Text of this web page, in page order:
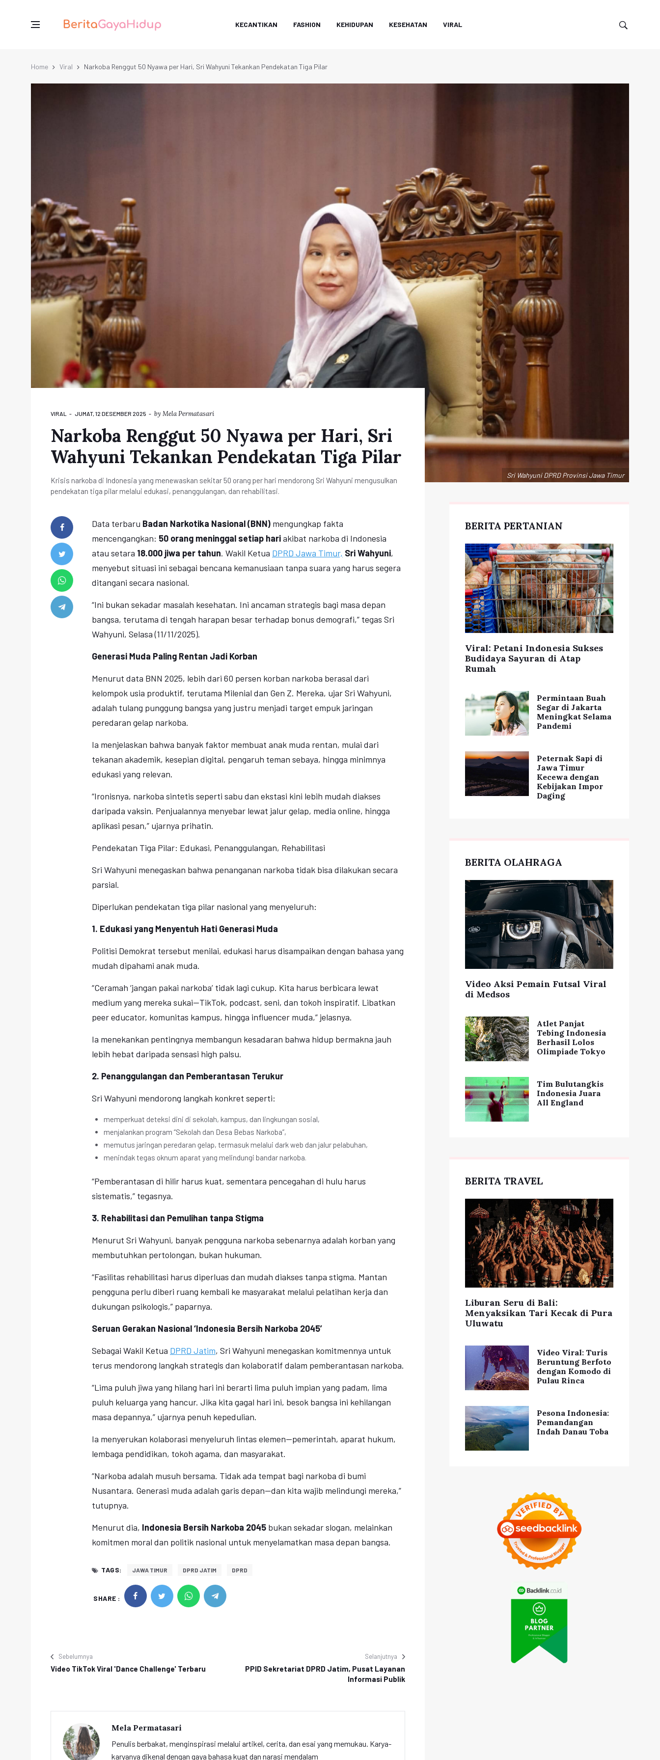
KECANTIKAN FASHION KEHIDUPAN KESEHATAN VIRAL
Home Viral Narkoba Renggut 50 Nyawa per Hari, Sri Wahyuni Tekankan Pendekatan Tiga Pilar
Sri Wahyuni DPRD Provinsi Jawa Timur
VIRAL JUMAT, 12 DESEMBER 2025 by Mela Permatasari
Narkoba Renggut 50 Nyawa per Hari, Sri
Wahyuni Tekankan Pendekatan Tiga Pilar
Krisis narkoba di Indonesia yang menewaskan sekitar 50 orang per hari mendorong Sri Wahyuni mengusulkan
pendekatan tiga pilar melalui edukasi, penanggulangan, dan rehabilitasi.
Data terbaru Badan Narkotika Nasional (BNN) mengungkap fakta
mencengangkan: 50 orang meninggal setiap hariakibat narkoba di Indonesia
atau setara 18.000 jiwa per tahun. Wakil Ketua DPRD Jawa Timur, Sri Wahyuni,
menyebut situasi ini sebagai bencana kemanusiaan tanpa suara yang harus segera
ditangani secara nasional.
“Ini bukan sekadar masalah kesehatan. Ini ancaman strategis bagi masa depan
bangsa, terutama di tengah harapan besar terhadap bonus demografi,” tegas Sri
Wahyuni, Selasa (11/11/2025).
Generasi Muda Paling Rentan Jadi Korban
Menurut data BNN 2025, lebih dari 60 persen korban narkoba berasal dari
kelompok usia produktif, terutama Milenial dan Gen Z. Mereka, ujar Sri Wahyuni,
adalah tulang punggung bangsa yang justru menjadi target empuk jaringan
peredaran gelap narkoba.
Ia menjelaskan bahwa banyak faktor membuat anak muda rentan, mulai dari
tekanan akademik, kesepian digital, pengaruh teman sebaya, hingga minimnya
edukasi yang relevan.
“Ironisnya, narkoba sintetis seperti sabu dan ekstasi kini lebih mudah diakses
daripada vaksin. Penjualannya menyebar lewat jalur gelap, media online, hingga
aplikasi pesan,” ujarnya prihatin.
Pendekatan Tiga Pilar: Edukasi, Penanggulangan, Rehabilitasi
Sri Wahyuni menegaskan bahwa penanganan narkoba tidak bisa dilakukan secara
parsial.
Diperlukan pendekatan tiga pilar nasional yang menyeluruh:
1. Edukasi yang Menyentuh Hati Generasi Muda
Politisi Demokrat tersebut menilai, edukasi harus disampaikan dengan bahasa yang
mudah dipahami anak muda.
“Ceramah ‘jangan pakai narkoba’ tidak lagi cukup. Kita harus berbicara lewat
medium yang mereka sukai—TikTok, podcast, seni, dan tokoh inspiratif. Libatkan
peer educator, komunitas kampus, hingga influencer muda,” jelasnya.
Ia menekankan pentingnya membangun kesadaran bahwa hidup bermakna jauh
lebih hebat daripada sensasi high palsu.
2. Penanggulangan dan Pemberantasan Terukur
Sri Wahyuni mendorong langkah konkret seperti:
memperkuat deteksi dini di sekolah, kampus, dan lingkungan sosial,
menjalankan program “Sekolah dan Desa Bebas Narkoba”,
memutus jaringan peredaran gelap, termasuk melalui dark web dan jalur pelabuhan,
menindak tegas oknum aparat yang melindungi bandar narkoba.
“Pemberantasan di hilir harus kuat, sementara pencegahan di hulu harus
sistematis,” tegasnya.
3. Rehabilitasi dan Pemulihan tanpa Stigma
Menurut Sri Wahyuni, banyak pengguna narkoba sebenarnya adalah korban yang
membutuhkan pertolongan, bukan hukuman.
“Fasilitas rehabilitasi harus diperluas dan mudah diakses tanpa stigma. Mantan
pengguna perlu diberi ruang kembali ke masyarakat melalui pelatihan kerja dan
dukungan psikologis,” paparnya.
Seruan Gerakan Nasional ‘Indonesia Bersih Narkoba 2045’
Sebagai Wakil Ketua DPRD Jatim, Sri Wahyuni menegaskan komitmennya untuk
terus mendorong langkah strategis dan kolaboratif dalam pemberantasan narkoba.
“Lima puluh jiwa yang hilang hari ini berarti lima puluh impian yang padam, lima
puluh keluarga yang hancur. Jika kita gagal hari ini, besok bangsa ini kehilangan
masa depannya,” ujarnya penuh kepedulian.
Ia menyerukan kolaborasi menyeluruh lintas elemen—pemerintah, aparat hukum,
lembaga pendidikan, tokoh agama, dan masyarakat.
“Narkoba adalah musuh bersama. Tidak ada tempat bagi narkoba di bumi
Nusantara. Generasi muda adalah garis depan—dan kita wajib melindungi mereka,”
tutupnya.
Menurut dia, Indonesia Bersih Narkoba 2045 bukan sekadar slogan, melainkan
komitmen moral dan politik nasional untuk menyelamatkan masa depan bangsa.
TAGS: JAWA TIMUR DPRD JATIM DPRD
SHARE :
Sebelumnya
Video TikTok Viral 'Dance Challenge' Terbaru
Selanjutnya
PPID Sekretariat DPRD Jatim, Pusat Layanan
Informasi Publik
Mela Permatasari
Penulis berbakat, menginspirasi melalui artikel, cerita, dan esai yang memukau. Karya-
karyanya dikenal dengan gaya bahasa kuat dan narasi mendalam
BERITA PERTANIAN
Viral: Petani Indonesia Sukses
Budidaya Sayuran di Atap
Rumah
Permintaan Buah
Segar di Jakarta
Meningkat Selama
Pandemi
Peternak Sapi di
Jawa Timur
Kecewa dengan
Kebijakan Impor
Daging
BERITA OLAHRAGA
Video Aksi Pemain Futsal Viral
di Medsos
Atlet Panjat
Tebing Indonesia
Berhasil Lolos
Olimpiade Tokyo
Tim Bulutangkis
Indonesia Juara
All England
BERITA TRAVEL
Liburan Seru di Bali:
Menyaksikan Tari Kecak di Pura
Uluwatu
Video Viral: Turis
Beruntung Berfoto
dengan Komodo di
Pulau Rinca
Pesona Indonesia:
Pemandangan
Indah Danau Toba